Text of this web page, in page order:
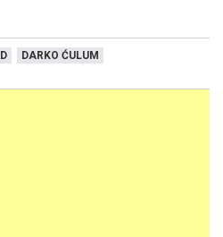
DARKO ĆULUM